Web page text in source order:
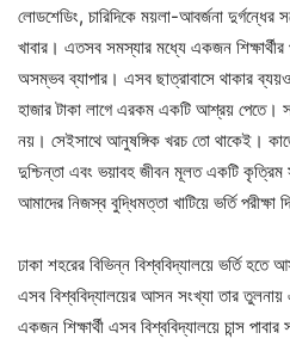
লোডশেডিং, চারিদিকে ময়লা-আবর্জনা দুর্গন্ধের
খাবার। এতসব সমস্যার মধ্যে একজন
অসম্ভব ব্যাপার। এসব ছাত্রাবাসে থাকার
হাজার টাকা লাগে এরকম একটি আশ্রয় পেতে।
নয়। সেইসাথে আনুষঙ্গিক খরচ তো থাকেই।
দুশ্চিন্তা এবং ভয়াবহ জীবন মূলত একটি
আমাদের নিজস্ব বুদ্ধিমত্তা খাটিয়ে ভর্তি পরীক্ষা
ঢাকা শহরের বিভিন্ন বিশ্ববিদ্যালয়ে ভর্তি হতে
এসব বিশ্ববিদ্যালয়ের আসন সংখ্যা তার তুলনায়
একজন শিক্ষার্থী এসব বিশ্ববিদ্যালয়ে চান্স